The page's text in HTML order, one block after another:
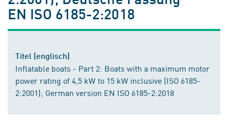
EN ISO 6185-2:2018
Titel (englisch)
Inflatable boats - Part 2: Boats with a maximum motor
power rating of 4,5 kW to 15 kW inclusive (ISO 6185-
2:2001); German version EN ISO 6185-2:2018